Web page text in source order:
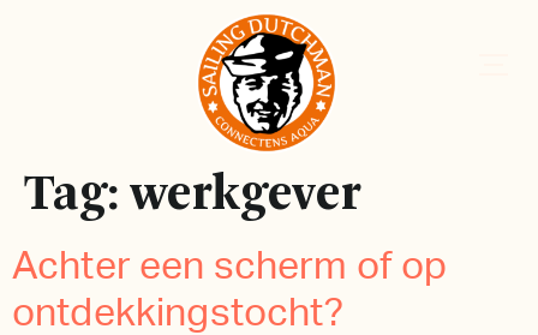
Tag:werkgever
Achter een scherm of op
ontdekkingstocht?